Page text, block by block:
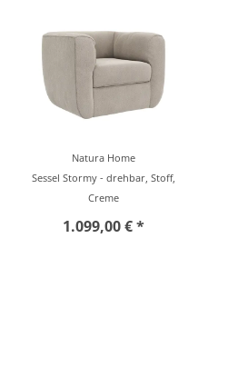
Natura Home
Sessel Stormy - drehbar, Stoff,
Creme
1.099,00 € *